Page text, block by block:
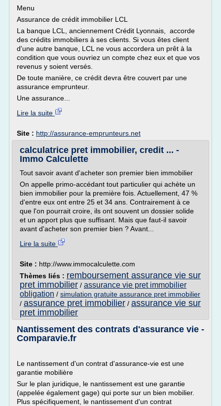
Menu
Assurance de crédit immobilier LCL
La banque LCL, anciennement Crédit Lyonnais, accorde
des crédits immobiliers à ses clients. Si vous êtes client
d'une autre banque, LCL ne vous accordera un prêt à la
condition que vous ouvriez un compte chez eux et que vos
revenus y soient versés.
De toute manière, ce crédit devra être couvert par une
assurance emprunteur.
Une assurance...
Lire la suite
Site : http://assurance-emprunteurs.net
calculatrice pret immobilier, credit ... -
Immo Calculette
Tout savoir avant d'acheter son premier bien immobilier
On appelle primo-accédant tout particulier qui achète un
bien immobilier pour la première fois. Actuellement, 47 %
d'entre eux ont entre 25 et 34 ans. Contrairement à ce
que l'on pourrait croire, ils ont souvent un dossier solide
et un apport plus que suffisant. Mais que faut-il savoir
avant d'acheter son premier bien ? Avant...
Lire la suite
Site : http://www.immocalculette.com
Thèmes liés : remboursement assurance vie sur
pret immobilier / assurance vie pret immobilier
obligation / simulation gratuite assurance pret immobilier
/ assurance pret immobilier / assurance vie sur
pret immobilier
Nantissement des contrats d'assurance vie -
Comparavie.fr
Le nantissement d'un contrat d'assurance-vie est une
garantie mobilière
Sur le plan juridique, le nantissement est une garantie
(appelée également gage) qui porte sur un bien mobilier.
Plus spécifiquement, le nantissement d'un contrat